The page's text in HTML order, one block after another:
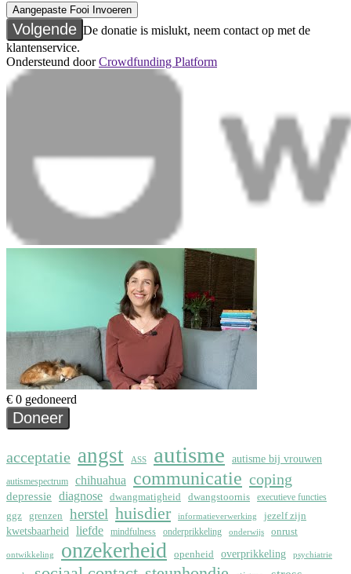
acceptatie angst ASS autisme autisme bij vrouwen
autismespectrum chihuahua communicatie coping
depressie diagnose dwangmatigheid dwangstoornis executieve functies
ggz grenzen herstel huisdier informatieverwerking jezelf zijn
kwetsbaarheid liefde mindfulness onderprikkeling onderwijs onrust
ontwikkeling onzekerheid openheid overprikkeling psychiatrie